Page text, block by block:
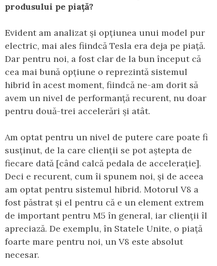
produsului pe piață?
Evident am analizat și opțiunea unui model pur
electric, mai ales fiindcă Tesla era deja pe piață.
Dar pentru noi, a fost clar de la bun început că
cea mai bună opțiune o reprezintă sistemul
hibrid în acest moment, fiindcă ne-am dorit să
avem un nivel de performanță recurent, nu doar
pentru două-trei accelerări și atât.
Am optat pentru un nivel de putere care poate fi
susținut, de la care clienții se pot aștepta de
fiecare dată [când calcă pedala de accelerație].
Deci e recurent, cum îi spunem noi, și de aceea
am optat pentru sistemul hibrid. Motorul V8 a
fost păstrat și el pentru că e un element extrem
de important pentru M5 în general, iar clienții îl
apreciază. De exemplu, în Statele Unite, o piață
foarte mare pentru noi, un V8 este absolut
necesar.